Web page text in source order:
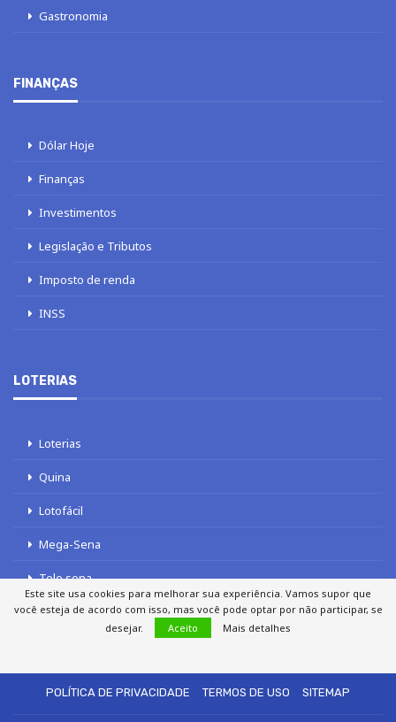
Gastronomia
FINANÇAS
Dólar Hoje
Finanças
Investimentos
Legislação e Tributos
Imposto de renda
INSS
LOTERIAS
Loterias
Quina
Lotofácil
Mega-Sena
Tele sena
POLÍTICA DE PRIVACIDADE
TERMOS DE USO SITEMAP
Este site usa cookies para melhorar sua experiência. Vamos supor que
você esteja de acordo com isso, mas você pode optar por não participar, se
desejar.
Aceito Mais detalhes